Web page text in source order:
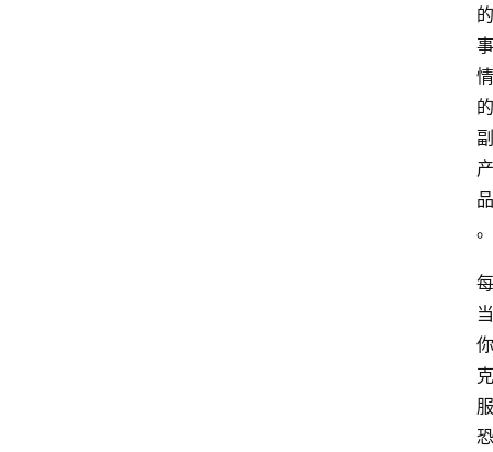
的
事
情
的
副
产
品
。
每
当
你
克
服
恐